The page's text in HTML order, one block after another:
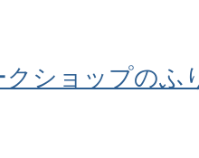
ショップのふ